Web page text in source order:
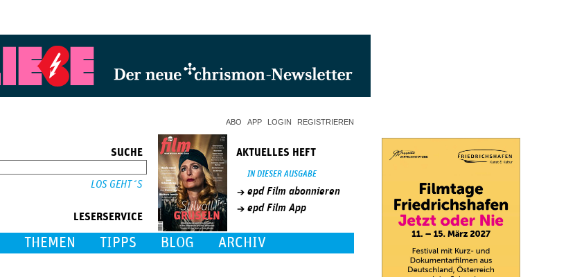
ABO APP LOGIN REGISTRIEREN
SUCHE
LESERSERVICE
AKTUELLES HEFT
IN DIESER AUSGABE
epd Film abonnieren
epd Film App
THEMEN TIPPS BLOG ARCHIV